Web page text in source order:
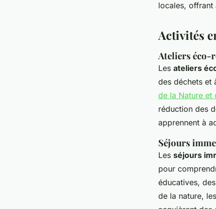
locales, offrant
Activités
Ateliers éco-
Les ateliers
des déchets et
de la Nature et
réduction des
apprennent à
Séjours
Les séjours
pour
éducatives,
de la nature,